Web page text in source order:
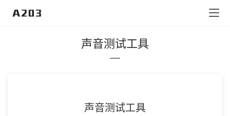
声音测试工具
声音测试工具